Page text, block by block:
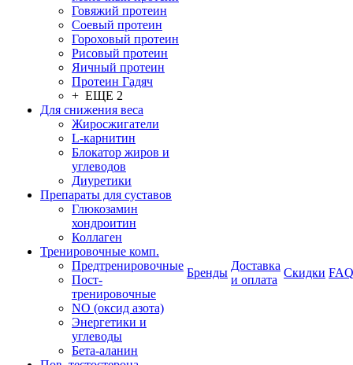
Говяжий протеин
Соевый протеин
Гороховый протеин
Рисовый протеин
Яичный протеин
Протеин Гадяч
+ ЕЩЕ 2
Для снижения веса
Жиросжигатели
L-карнитин
Блокатор жиров и
углеводов
Диуретики
Препараты для суставов
Глюкозамин
хондроитин
Коллаген
Тренировочные комп.
Предтренировочные
Пост-
тренировочные
NO (оксид азота)
Энергетики и
углеводы
Бета-аланин
Бренды
Доставка
и оплата
Скидки FAQ